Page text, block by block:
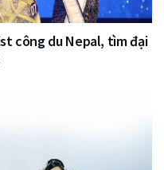
công du Nepal, tìm đại